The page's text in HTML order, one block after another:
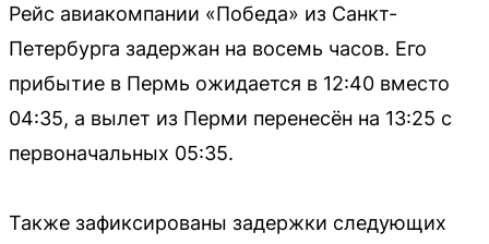
Рейс авиакомпании «Победа» из Санкт-
Петербурга задержан на восемь часов. Его
прибытие в Пермь ожидается в 12:40 вместо
04:35, а вылет из Перми перенесён на 13:25 с
первоначальных 05:35.
Также зафиксированы задержки следующих